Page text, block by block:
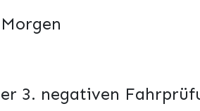
3. negativen